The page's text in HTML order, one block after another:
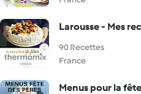
Larousse - Mes
90 Recettes
France
Menus pour la